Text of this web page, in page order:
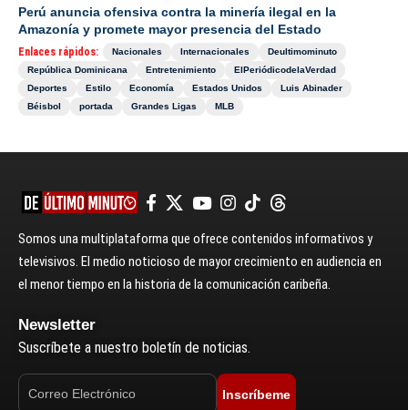
Perú anuncia ofensiva contra la minería ilegal en la
Amazonía y promete mayor presencia del Estado
Enlaces rápidos: Nacionales Internacionales
Deultimominuto
República Dominicana
Entretenimiento
ElPeriódicodelaVerdad
Deportes
Estilo Economía Estados Unidos
Luis Abinader
Béisbol
portada Grandes Ligas MLB
Somos una multiplataforma que ofrece contenidos informativos y
televisivos. El medio noticioso de mayor crecimiento en audiencia en
el menor tiempo en la historia de la comunicación caribeña.
Newsletter
Suscríbete a nuestro boletín de noticias.
Inscríbeme